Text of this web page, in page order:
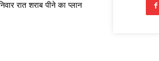
रात शराब पीने का प्लान